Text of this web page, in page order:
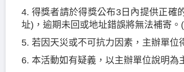
4. 得獎者請於得獎公布3日內提供正確
址)，逾期未回或地址錯誤將無法補寄
5. 若因天災或不可抗力因素，主辦單位
6. 本活動如有疑義，以主辦單位說明為